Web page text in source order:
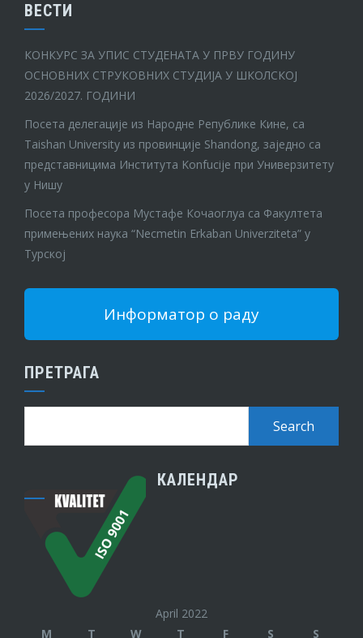
ВЕСТИ
КОНКУРС ЗА УПИС СТУДЕНАТА У ПРВУ ГОДИНУ
ОСНОВНИХ СТРУКОВНИХ СТУДИЈА У ШКОЛСКОЈ
2026/2027. ГОДИНИ
Посета делегације из Народне Републике Кине, са
Taishan University из провинције Shandong, заједно са
представницима Института Konfucije при Универзитету
у Нишу
Посета професора Мустафе Кочаоглуа са Факултета
примењених наука “Necmetin Erkaban Univerziteta” у
Турској
Информатор о раду
ПРЕТРАГА
КАЛЕНДАР
April 2022
M
T W T F S S